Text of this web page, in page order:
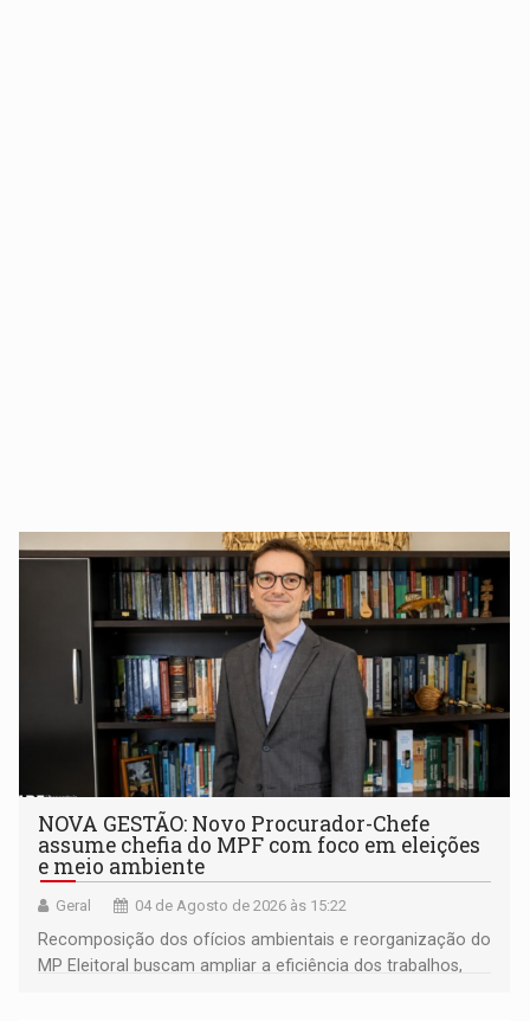
NOVA GESTÃO: Novo Procurador-Chefe
assume chefia do MPF com foco em eleições
e meio ambiente
Geral 04 de Agosto de 2026 às 15:22
Recomposição dos ofícios ambientais e reorganização do
MP Eleitoral buscam ampliar a eficiência dos trabalhos,